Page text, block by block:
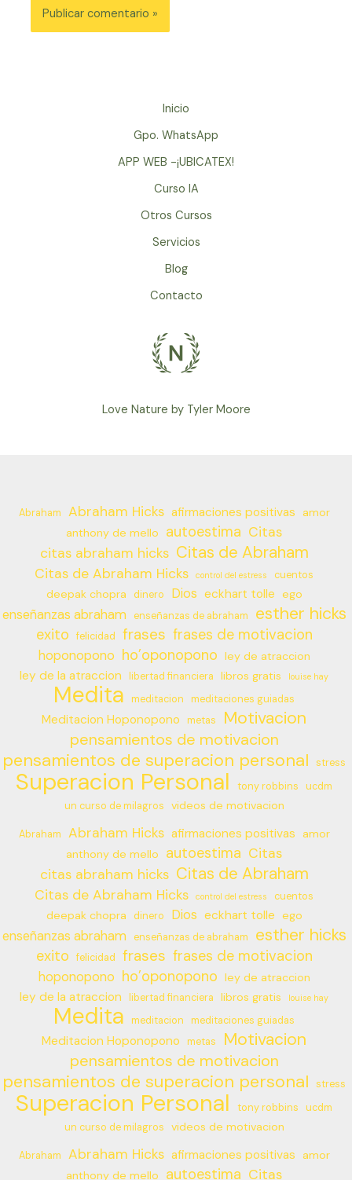
Inicio
Gpo. WhatsApp
APP WEB -¡UBICATEX!
Curso IA
Otros Cursos
Servicios
Blog
Contacto
Love Nature by Tyler Moore
Abraham Abraham Hicks afirmaciones positivas
amor
anthony de mello
autoestima Citas
citas abraham hicks Citas de Abraham
Citas de Abraham Hicks control del estress cuentos
deepak chopra dinero Dios eckhart tolle ego
enseñanzas abraham enseñanzas de abraham esther hicks
exito felicidad frases frases de motivacion
hoponopono ho’oponopono ley de atraccion
ley de la atraccion libertad financiera libros gratis louise hay
Medita meditacion meditaciones guiadas
Meditacion Hoponopono metas Motivacion
pensamientos de motivacion
pensamientos de superacion personal stress
Superacion Personal tony robbins
ucdm
un curso de milagros
videos de motivacion
Abraham Abraham Hicks afirmaciones positivas
amor
anthony de mello
autoestima Citas
citas abraham hicks Citas de Abraham
Citas de Abraham Hicks control del estress cuentos
deepak chopra dinero Dios eckhart tolle ego
enseñanzas abraham enseñanzas de abraham esther hicks
exito felicidad frases frases de motivacion
hoponopono ho’oponopono ley de atraccion
ley de la atraccion libertad financiera libros gratis louise hay
Medita meditacion meditaciones guiadas
Meditacion Hoponopono metas Motivacion
pensamientos de motivacion
pensamientos de superacion personal stress
Superacion Personal tony robbins
ucdm
un curso de milagros
videos de motivacion
Abraham Abraham Hicks afirmaciones positivas
amor
anthony de mello
autoestima Citas